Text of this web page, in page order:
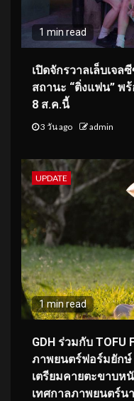
1 min read
เปิดจักรวาลเล็บเจล
สถานะ “ติ่งแฟน” พ
8 ส.ค.นี้
3 วัน ago admin
UPDATE
1 min read
GDH ร่วมกับ TOFU
ภาพยนตร์ฟอร์มยักษ์
เตรียมคายตะขาบห
เทศกาลภาพยนตร์น